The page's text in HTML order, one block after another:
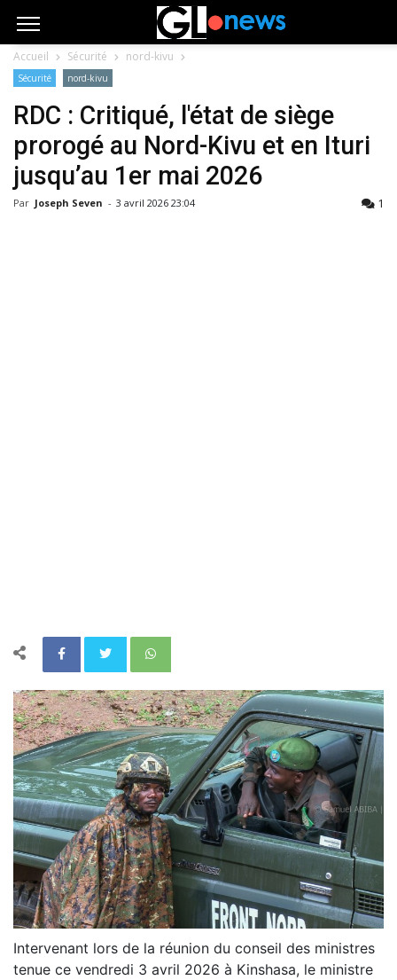
Accueil Sécurité nord-kivu
Sécurité nord-kivu
RDC : Critiqué, l'état de siège
prorogé au Nord-Kivu et en Ituri
jusqu’au 1er mai 2026
Par Joseph Seven - 3 avril 2026 23:04 1
Intervenant lors de la réunion du conseil des ministres
tenue ce vendredi 3 avril 2026 à Kinshasa, le ministre